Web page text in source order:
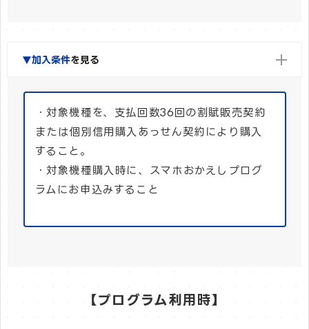
▼加入条件を見る
・対象機種を、支払回数36回の割賦販売契約
または個別信用購入あっせん契約により購入
すること。
・対象機種購入時に、スマホおかえしプログ
ラムにお申込みすること
【プログラム利用時】